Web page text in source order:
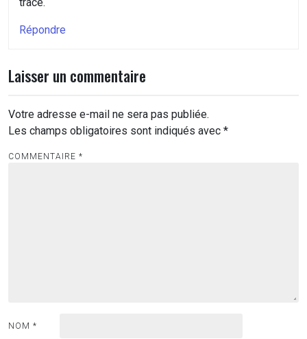
Répondre
Laisser un commentaire
Votre adresse e-mail ne sera pas publiée.
Les champs obligatoires sont indiqués avec *
COMMENTAIRE *
NOM *